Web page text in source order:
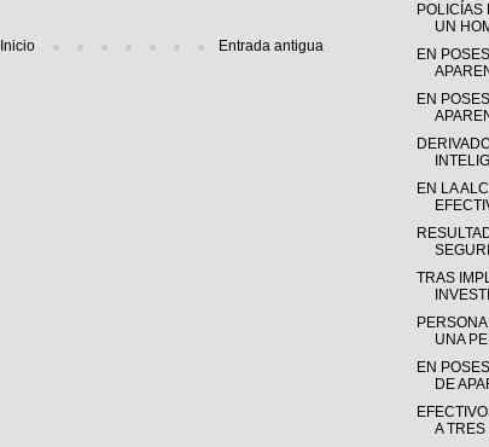
Entrada antigua
Inicio
POLICÍAS
UN
EN
EN
EN LA
TRAS
UNA
EN
DE
A TRES